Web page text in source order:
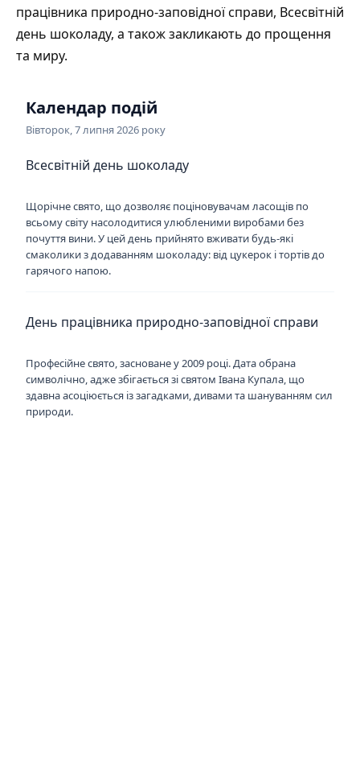
працівника природно-заповідної справи, Всесвітній
день шоколаду, а також закликають до прощення
та миру.
Календар подій
Вівторок, 7 липня 2026 року
Всесвітній день шоколаду
Щорічне свято, що дозволяє поціновувачам ласощів по
всьому світу насолодитися улюбленими виробами без
почуття вини. У цей день прийнято вживати будь-які
смаколики з додаванням шоколаду: від цукерок і тортів до
гарячого напою.
День працівника природно-заповідної справи
Професійне свято, засноване у 2009 році. Дата обрана
символічно, адже збігається зі святом Івана Купала, що
здавна асоціюється із загадками, дивами та шануванням сил
природи.